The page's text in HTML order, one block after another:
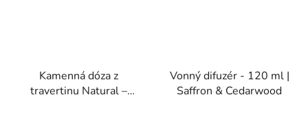
Kamenná dóza z
travertinu Natural –
Vonný difuzér - 120 ml |
Saffron & Cedarwood